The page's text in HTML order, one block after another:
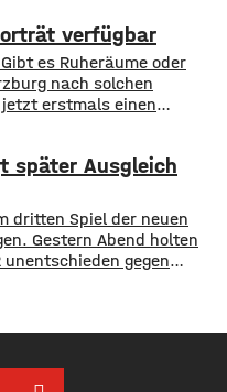
viele Zaungäste bei
die Songs. Hier gibt es
vor dem
verfügbar
es Ruheräume oder
nach solchen
erstmals einen
werden alle 35 Schulen
Vielzahl von Daten
gemacht. ​So
die Anzahl der
später Ausgleich
dritten Spiel der neuen
Gestern Abend holten
gegen